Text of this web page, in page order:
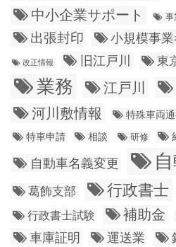
中小企業サポート 事
出張封印 小規模事
改正情報 旧江戸川 東
業務 江戸川
河川敷情報
特殊車両
特車申請
相談 研修
自動車名義変更
葛飾支部 行政書士
行政書士試験 補助金
車庫証明 運送業